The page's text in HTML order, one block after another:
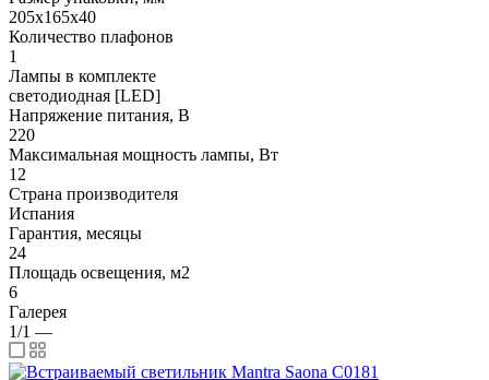
205x165x40
Количество плафонов
1
Лампы в комплекте
светодиодная [LED]
Напряжение питания, В
220
Максимальная мощность лампы, Вт
12
Страна производителя
Испания
Гарантия, месяцы
24
Площадь освещения, м2
6
Галерея
1/1 —